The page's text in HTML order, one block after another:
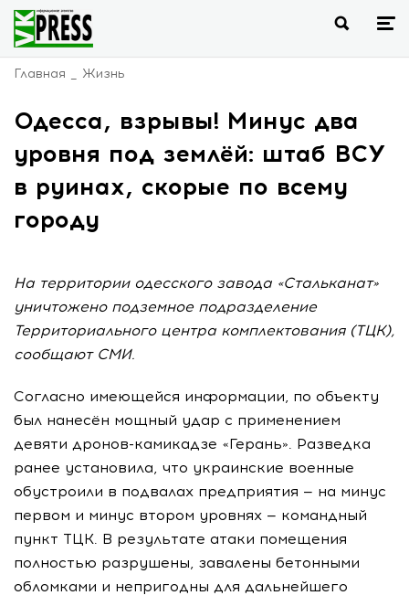
Главная Жизнь
Одесса, взрывы! Минус два
уровня под землёй: штаб ВСУ
в руинах, скорые по всему
городу
На территории одесского завода «Стальканат»
уничтожено подземное подразделение
Территориального центра комплектования (ТЦК),
сообщают СМИ.
Согласно имеющейся информации, по объекту
был нанесён мощный удар с применением
девяти дронов-камикадзе «Герань». Разведка
ранее установила, что украинские военные
обустроили в подвалах предприятия — на минус
первом и минус втором уровнях — командный
пункт ТЦК. В результате атаки помещения
полностью разрушены, завалены бетонными
обломками и непригодны для дальнейшего